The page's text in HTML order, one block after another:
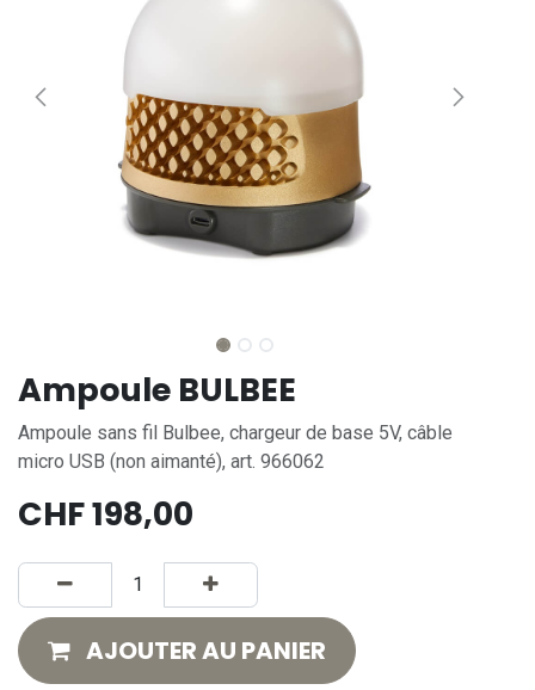
Ampoule BULBEE
Ampoule sans fil Bulbee, chargeur de base 5V, câble
micro USB (non aimanté), art. 966062
CHF198,00
AJOUTER AU PANIER